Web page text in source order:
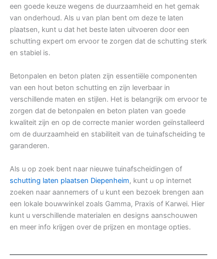
een goede keuze wegens de duurzaamheid en het gemak
van onderhoud. Als u van plan bent om deze te laten
plaatsen, kunt u dat het beste laten uitvoeren door een
schutting expert om ervoor te zorgen dat de schutting sterk
en stabiel is.
Betonpalen en beton platen zijn essentiële componenten
van een hout beton schutting en zijn leverbaar in
verschillende maten en stijlen. Het is belangrijk om ervoor te
zorgen dat de betonpalen en beton platen van goede
kwaliteit zijn en op de correcte manier worden geïnstalleerd
om de duurzaamheid en stabiliteit van de tuinafscheiding te
garanderen.
Als u op zoek bent naar nieuwe tuinafscheidingen of
schutting laten plaatsen Diepenheim, kunt u op internet
zoeken naar aannemers of u kunt een bezoek brengen aan
een lokale bouwwinkel zoals Gamma, Praxis of Karwei. Hier
kunt u verschillende materialen en designs aanschouwen
en meer info krijgen over de prijzen en montage opties.